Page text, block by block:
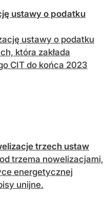
ustawy o podatku
ustawy o podatku
która zakłada
CIT do końca 2023
trzech ustaw
trzema nowelizacjami,
energetycznej
unijne.